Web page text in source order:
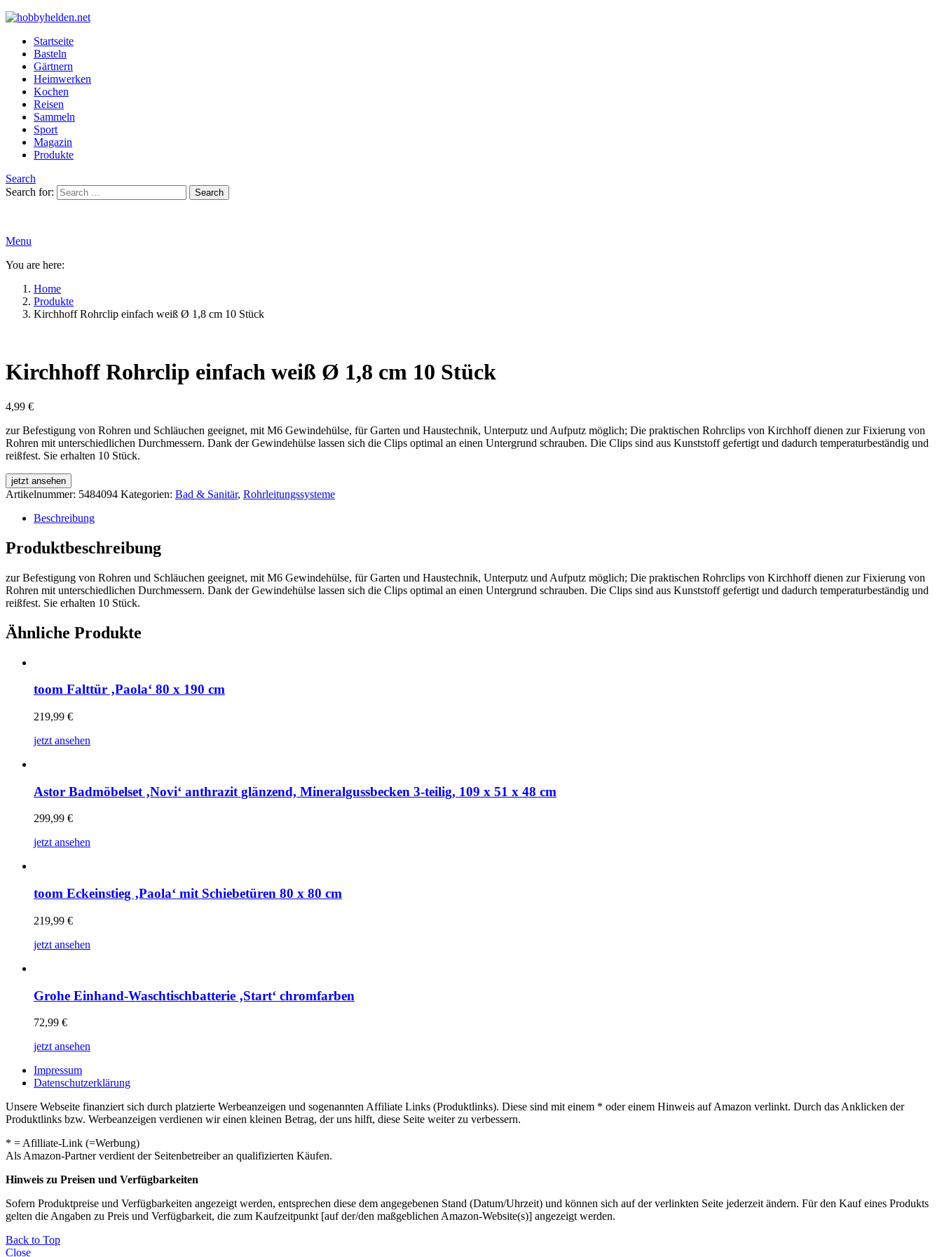
Startseite
Basteln
Gärtnern
Heimwerken
Kochen
Reisen
Sammeln
Sport
Magazin
Produkte
Search
Search for:
Search
Menu
You are here:
Home
Produkte
Kirchhoff Rohrclip einfach weiß Ø 1,8 cm 10 Stück
Kirchhoff Rohrclip einfach weiß Ø 1,8 cm 10 Stück
4,99 €
zur Befestigung von Rohren und Schläuchen geeignet, mit M6 Gewindehülse, für Garten und Haustechnik, Unterputz und Aufputz möglich; Die praktischen Rohrclips von Kirchhoff dienen zur Fixierung von
Rohren mit unterschiedlichen Durchmessern. Dank der Gewindehülse lassen sich die Clips optimal an einen Untergrund schrauben. Die Clips sind aus Kunststoff gefertigt und dadurch temperaturbeständig und
reißfest. Sie erhalten 10 Stück.
jetzt ansehen
Artikelnummer: 5484094 Kategorien: Bad & Sanitär, Rohrleitungssysteme
Beschreibung
Produktbeschreibung
zur Befestigung von Rohren und Schläuchen geeignet, mit M6 Gewindehülse, für Garten und Haustechnik, Unterputz und Aufputz möglich; Die praktischen Rohrclips von Kirchhoff dienen zur Fixierung von
Rohren mit unterschiedlichen Durchmessern. Dank der Gewindehülse lassen sich die Clips optimal an einen Untergrund schrauben. Die Clips sind aus Kunststoff gefertigt und dadurch temperaturbeständig und
reißfest. Sie erhalten 10 Stück.
Ähnliche Produkte
toom Falttür ‚Paola‘ 80 x 190 cm
219,99 €
jetzt ansehen
Astor Badmöbelset ‚Novi‘ anthrazit glänzend, Mineralgussbecken 3-teilig, 109 x 51 x 48 cm
299,99 €
jetzt ansehen
toom Eckeinstieg ‚Paola‘ mit Schiebetüren 80 x 80 cm
219,99 €
jetzt ansehen
Grohe Einhand-Waschtischbatterie ‚Start‘ chromfarben
72,99 €
jetzt ansehen
Impressum
Datenschutzerklärung
Unsere Webseite finanziert sich durch platzierte Werbeanzeigen und sogenannten Affiliate Links (Produktlinks). Diese sind mit einem * oder einem Hinweis auf Amazon verlinkt. Durch das Anklicken der
Produktlinks bzw. Werbeanzeigen verdienen wir einen kleinen Betrag, der uns hilft, diese Seite weiter zu verbessern.
* = Afilliate-Link (=Werbung)
Als Amazon-Partner verdient der Seitenbetreiber an qualifizierten Käufen.
Hinweis zu Preisen und Verfügbarkeiten
Sofern Produktpreise und Verfügbarkeiten angezeigt werden, entsprechen diese dem angegebenen Stand (Datum/Uhrzeit) und können sich auf der verlinkten Seite jederzeit ändern. Für den Kauf eines Produkts
gelten die Angaben zu Preis und Verfügbarkeit, die zum Kaufzeitpunkt [auf der/den maßgeblichen Amazon-Website(s)] angezeigt werden.
Back to Top
Close